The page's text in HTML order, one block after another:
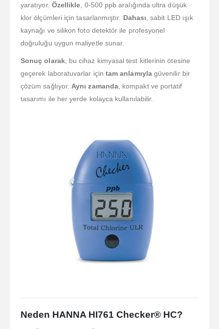
yaratıyor. Özellikle , 0-500 ppb aralığında ultra düşük
klor ölçümleri için tasarlanmıştır. Dahası , sabit LED ışık
kaynağı ve silikon foto detektör ile profesyonel
doğruluğu uygun maliyetle sunar.
Sonuç olarak, bu cihaz kimyasal test kitlerinin ötesine
geçerek laboratuvarlar için tam anlamıylagüvenilir bir
çözüm sağlıyor. Aynı zamanda, kompakt ve portatif
tasarımı ile her yerde kolayca kullanılabilir.
Neden HANNA HI761 Checker® HC?